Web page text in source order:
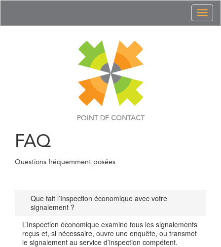
POINT DE CONTACT
FAQ
Questions fréquemment posées
Que fait l’Inspection économique avec votre
signalement ?
L’Inspection économique examine tous les signalements
reçus et, si nécessaire, ouvre une enquête, ou transmet
le signalement au service d’inspection compétent.